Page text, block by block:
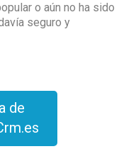
o aún no ha sido
seguro y
de